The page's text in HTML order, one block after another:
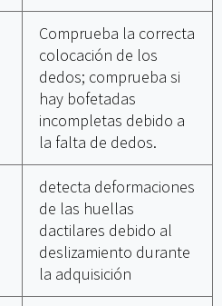
Comprueba la correcta
colocación de los
dedos; comprueba si
hay bofetadas
incompletas debido a
la falta de dedos.
detecta deformaciones
de las huellas
dactilares debido al
deslizamiento durante
la adquisición